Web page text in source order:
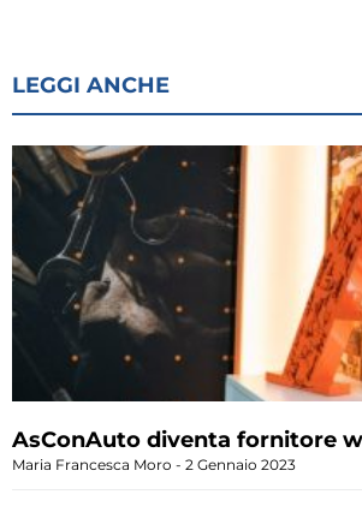
LEGGI ANCHE
AsConAuto diventa fornitore
Maria Francesca Moro 2 Gennaio 2023